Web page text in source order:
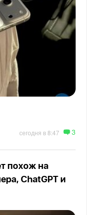
сегодня в 8:47 3
похож на
ChatGPT и